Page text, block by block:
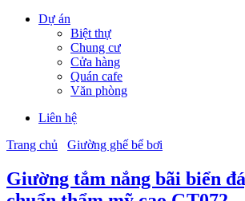
Dự án
Biệt thự
Chung cư
Cửa hàng
Quán cafe
Văn phòng
Liên hệ
Trang chủ
Giường ghế bể bơi
Giường tắm nắng bãi biển